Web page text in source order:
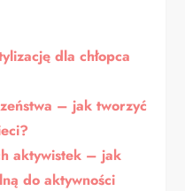
dla chłopca
– jak tworzyć
aktywistek – jak
do aktywności